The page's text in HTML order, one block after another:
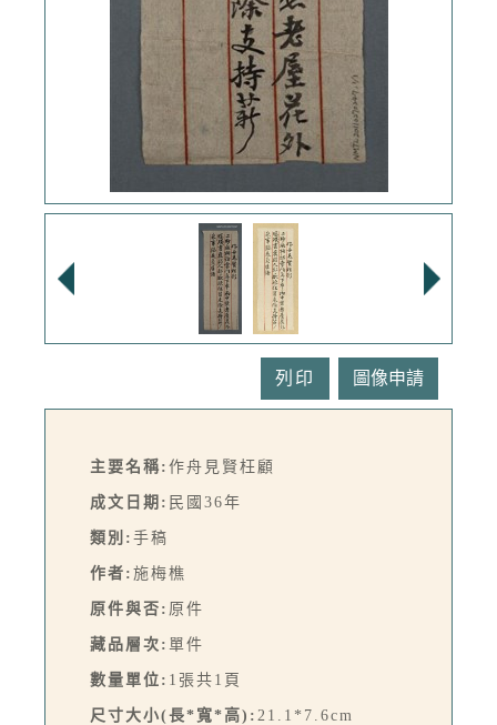
列印
主要名稱: 作舟見賢枉顧
成文日期: 民國36年
類別: 手稿
作者: 施梅樵
原件與否: 原件
藏品層次: 單件
數量單位: 1張共1頁
尺寸大小(長*寬*高): 21.1*7.6cm